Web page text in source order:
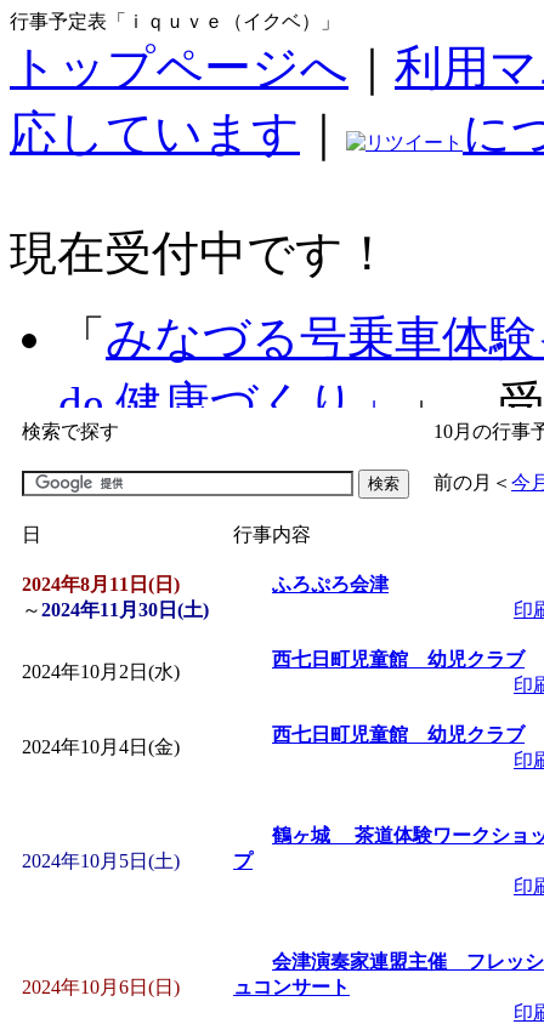
行事予定表「ｉｑｕｖｅ（イクベ）」
トップページへ
利用
応しています
に
現在受付中です！
「 みなづる号乗車体
de 健康づくり」
」 受
「子育て交流広場「
間：2026/07/09～
「皆鶴姫のこびる塾
～」 受付期間：～
「子育て講座「ばん
「子育て交流広場「
「子育て交流広場「
検索で探す 10月の行事
前の月 ＜ 今
日 行事内容
2024年8月11日(日)
～2024年11月30日(土)
ふろぷろ会津
印
2024年10月2日(水)
西七日町児童館 幼児クラブ
印
2024年10月4日(金)
西七日町児童館 幼児クラブ
印
2024年10月5日(土)
鶴ヶ城 茶道体験ワークショ
プ
印
2024年10月6日(日)
会津演奏家連盟主催 フレッシ
ュコンサート
印